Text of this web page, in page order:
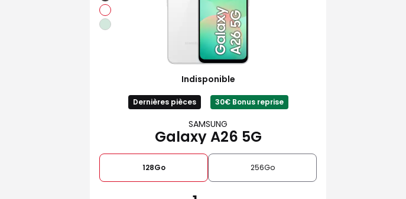
Indisponible
Dernières pièces 30€ Bonus reprise
SAMSUNG
Galaxy A26 5G
128Go 256Go